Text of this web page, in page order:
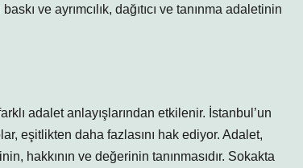
ve ayrımcılık, dağıtıcı ve tanınma adaletinin
adalet anlayışlarından etkilenir. İstanbul’un
eşitlikten daha fazlasını hak ediyor. Adalet,
hakkının ve değerinin tanınmasıdır. Sokakta